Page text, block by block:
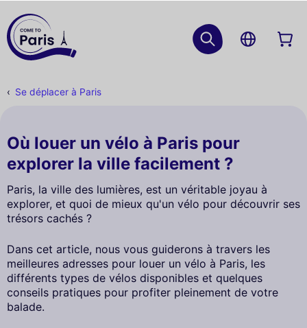
Se déplacer à Paris
Où louer un vélo à Paris pour
explorer la ville facilement ?
Paris, la ville des lumières, est un véritable joyau à
explorer, et quoi de mieux qu'un vélo pour découvrir ses
trésors cachés ?
Dans cet article, nous vous guiderons à travers les
meilleures adresses pour louer un vélo à Paris, les
différents types de vélos disponibles et quelques
conseils pratiques pour profiter pleinement de votre
balade.